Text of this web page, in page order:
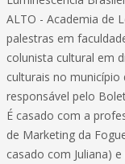
ALTO - Academia de
palestras em
colunista cultural em
culturais no município
responsável pelo
É casado com a
de Marketing da
casado com Juliana)